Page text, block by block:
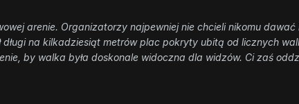
arenie. Organizatorzy najpewniej nie chcieli nikomu
na kilkadziesiąt metrów plac pokryty ubitą od licznych
by walka była doskonale widoczna dla widzów. Ci zaś